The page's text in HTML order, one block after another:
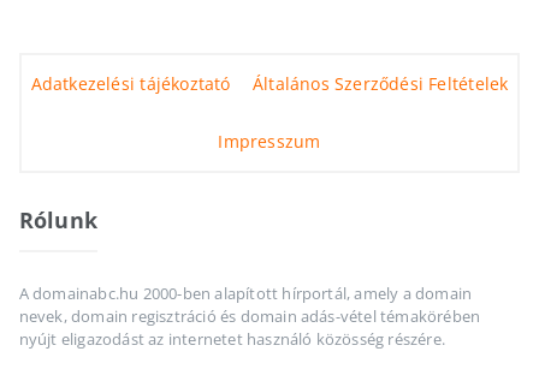
Adatkezelési tájékoztató Általános Szerződési Feltételek
Impresszum
Rólunk
A domainabc.hu 2000-ben alapított hírportál, amely a domain
nevek, domain regisztráció és domain adás-vétel témakörében
nyújt eligazodást az internetet használó közösség részére.